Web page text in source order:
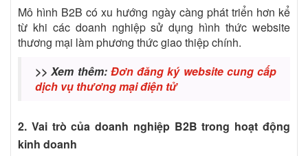
Mô hình B2B có xu hướng ngày càng phát triển hơn kể
từ khi các doanh nghiệp sử dụng hình thức website
thương mại làm phương thức giao thiệp chính.
>> Xem thêm: Đơn đăng ký website cung cấp
dịch vụ thương mại điện tử
2. Vai trò của doanh nghiệp B2B trong hoạt động
kinh doanh